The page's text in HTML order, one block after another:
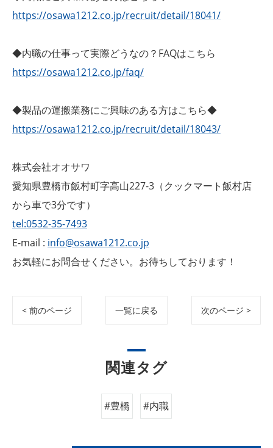
https://osawa1212.co.jp/recruit/detail/18041/
◆内職の仕事って実際どうなの？FAQはこちら
https://osawa1212.co.jp/faq/
◆製品の運搬業務にご興味のある方はこちら◆
https://osawa1212.co.jp/recruit/detail/18043/
株式会社オオサワ
愛知県豊橋市飯村町字高山227-3（クックマート飯村店
から車で3分です）
tel:0532-35-7493
E-mail : info@osawa1212.co.jp
お気軽にお問合せください。お待ちしております！
< 前のページ 一覧に戻る 次のページ >
関連タグ
#豊橋 #内職